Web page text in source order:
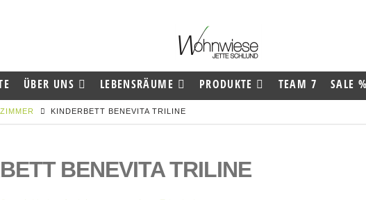
ÜBER UNS LEBENSRÄUME PRODUKTE TEAM 7 SALE %
KINDERBETT BENEVITA TRILINE
BENEVITA TRILINE